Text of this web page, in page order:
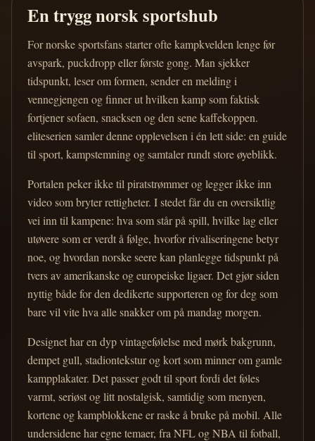
En trygg norsk sportshub
For norske sportsfans starter ofte kampkvelden lenge før
avspark, puckdropp eller første gong. Man sjekker
tidspunkt, leser om formen, sender en melding i
vennegjengen og finner ut hvilken kamp som faktisk
fortjener sofaen, snacksen og den sene kaffekoppen.
eliteserien samler denne opplevelsen i én lett side: en guide
til sport, kampstemning og samtaler rundt store øyeblikk.
Portalen peker ikke til piratstrømmer og legger ikke inn
video som bryter rettigheter. I stedet får du en oversiktlig
vei inn til kampene: hva som står på spill, hvilke lag eller
utøvere som er verdt å følge, hvorfor rivaliseringene betyr
noe, og hvordan norske seere kan planlegge tidspunkt på
tvers av amerikanske og europeiske ligaer. Det gjør siden
nyttig både for den dedikerte supporteren og for deg som
bare vil vite hva alle snakker om på mandag morgen.
Designet har en dyp vintagefølelse med mørk bakgrunn,
dempet gull, stadiontekstur og kort som minner om gamle
kampplakater. Det passer godt til sport fordi det føles
varmt, seriøst og litt nostalgisk, samtidig som menyen,
kortene og kampblokkene er raske å bruke på mobil. Alle
undersidene har egne temaer, fra NFL og NBA til fotball,